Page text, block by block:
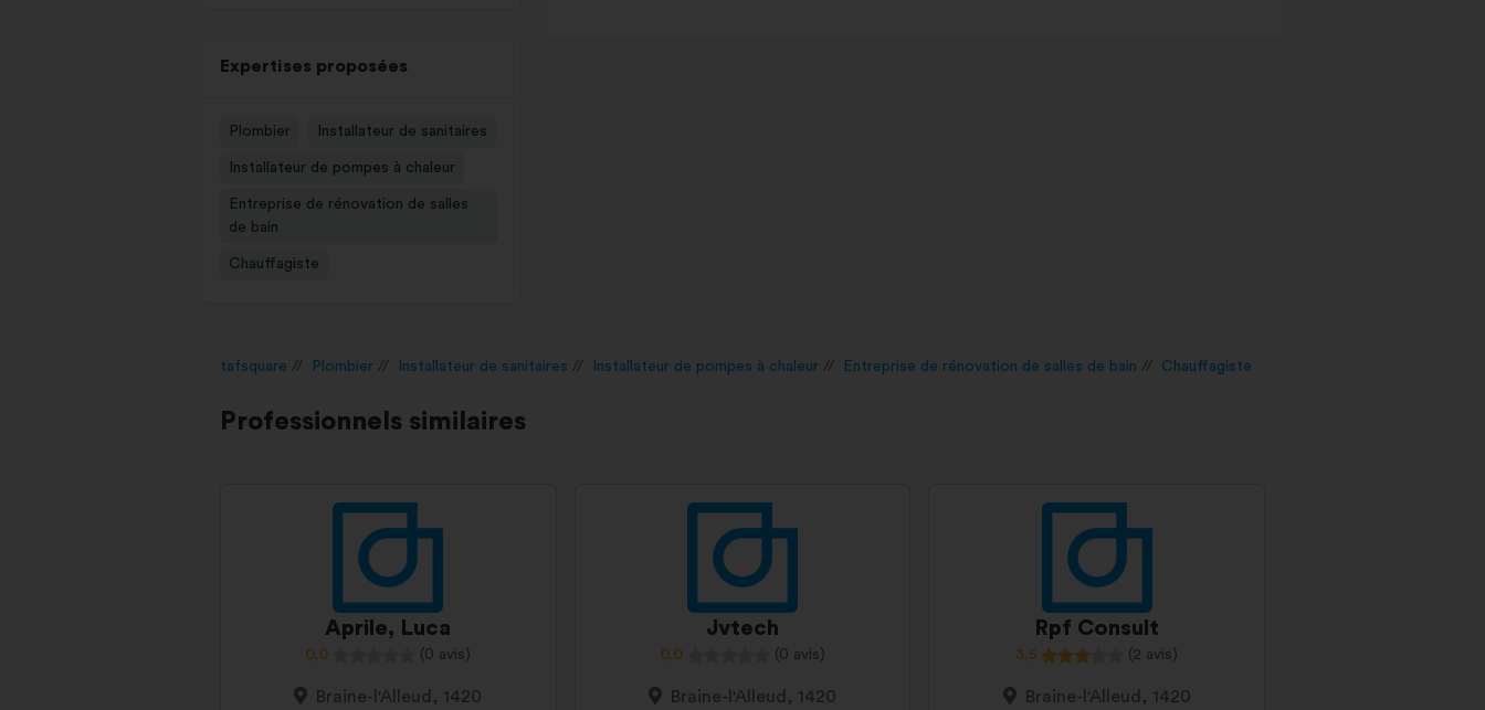
Expertises proposées
Plombier Installateur de sanitaires
Installateur de pompes à chaleur
Entreprise de rénovation de salles
de bain
Chauffagiste
tafsquare Plombier Installateur de sanitaires Installateur de pompes à chaleur Entreprise de rénovation de salles de bain Chauffagiste
Professionnels similaires
Aprile, Luca
0,0 (0 avis)
Braine-l'Alleud, 1420
Jvtech
0,0 (0 avis)
Braine-l'Alleud, 1420
Rpf Consult
3,5 (2 avis)
Braine-l'Alleud, 1420